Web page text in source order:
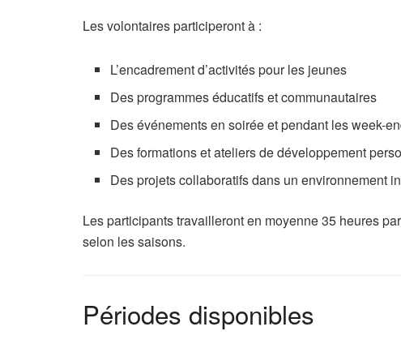
Les volontaires participeront à :
L’encadrement d’activités pour les jeunes
Des programmes éducatifs et communautaires
Des événements en soirée et pendant les week-
Des formations et ateliers de développement
Des projets collaboratifs dans un environnement
Les participants travailleront en moyenne 35 heures
selon les saisons.
Périodes disponibles